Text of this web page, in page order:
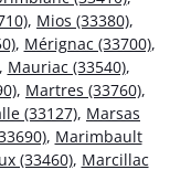
, Mios (33380),
, Mérignac (33700),
Mauriac (33540),
, Martres (33760),
(33127), Marsas
, Marimbault
(33460), Marcillac